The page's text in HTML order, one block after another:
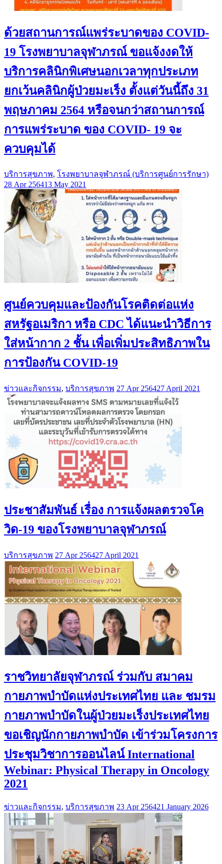
ด้วยสถานการณ์แพร่ระบาดของ COVID-
19 โรงพยาบาลจุฬาภรณ์ ขอแจ้งงดให้
บริการคลินิกพิเศษนอกเวลาทุกประเภท
ยกเว้นคลินิกผู้ป่วยมะเร็ง ตั้งแต่วันนี้ถึง 31
พฤษภาคม 2564 หรือจนกว่าสถานการณ์
การแพร่ระบาด ของ COVID- 19 จะ
ควบคุมได้
บริการสุขภาพ, โรงพยาบาลจุฬาภรณ์ (บริการศูนย์การรักษา)
28 Apr 256413 May 2021
ศูนย์ควบคุมและป้องกันโรคติดต่อแห่ง
สหรัฐอเมริกา หรือ CDC ได้แนะนำวิธีการ
ใส่หน้ากาก 2 ชั้น เพื่อเพิ่มประสิทธิภาพใน
การป้องกัน COVID-19
ข่าวและกิจกรรม, บริการสุขภาพ 27 Apr 256427 April 2021
ประชาสัมพันธ์ เรื่อง การแจ้งผลตรวจโค
วิด-19 ของโรงพยาบาลจุฬาภรณ์
บริการสุขภาพ 27 Apr 256427 April 2021
ราชวิทยาลัยจุฬาภรณ์ ร่วมกับ สมาคม
กายภาพบำบัดแห่งประเทศไทย และ ชมรม
กายภาพบำบัดในผู้ป่วยมะเร็งประเทศไทย
ขอเชิญนักกายภาพบำบัด เข้าร่วมโครงการ
ประชุมวิชาการออนไลน์ International
Webinar: Physical Therapy in Oncology
2021
ข่าวและกิจกรรม, บริการสุขภาพ 23 Apr 256421 January 2026